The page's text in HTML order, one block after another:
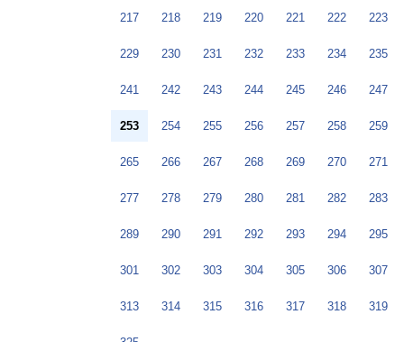
217 218 219 220 221 222 223
229 230 231 232 233 234 235
241 242 243 244 245 246 247
253 254 255 256 257 258 259
265 266 267 268 269 270 271
277 278 279 280 281 282 283
289 290 291 292 293 294 295
301 302 303 304 305 306 307
313 314 315 316 317 318 319